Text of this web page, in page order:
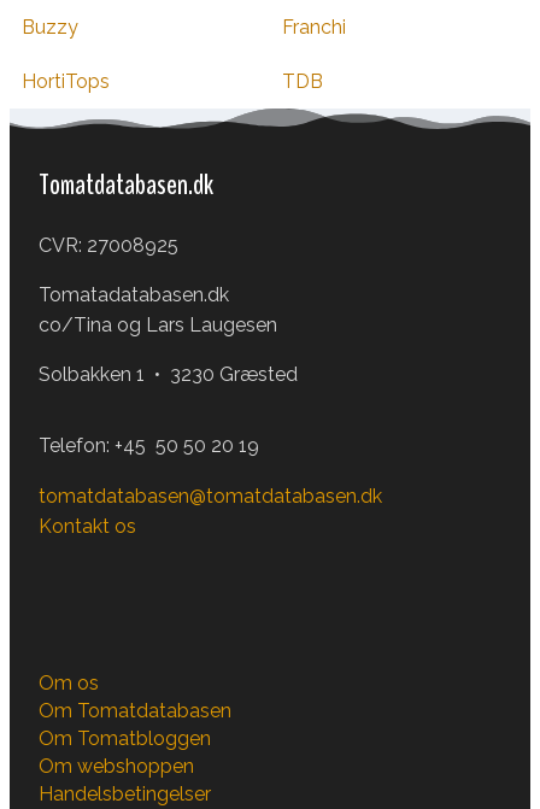
Buzzy Franchi
HortiTops TDB
Tomatdatabasen.dk
CVR: 27008925
Tomatadatabasen.dk
co/Tina og Lars Laugesen
Solbakken 1 • 3230 Græsted
Telefon: +45 50 50 20 19
tomatdatabasen@tomatdatabasen.dk
Kontakt os
Om os
Om Tomatdatabasen
Om Tomatbloggen
Om webshoppen
Handelsbetingelser